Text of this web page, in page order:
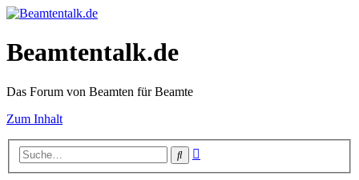
Beamtentalk.de
Das Forum von Beamten für Beamte
Zum Inhalt
Suche